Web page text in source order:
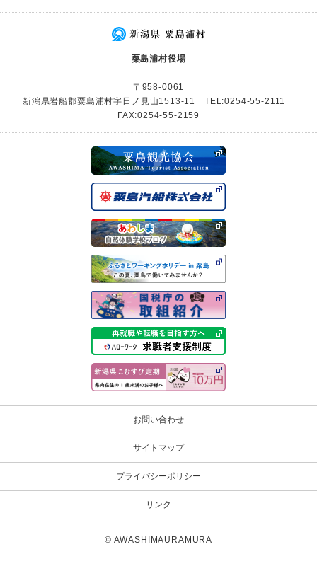
粟島浦村役場
〒958-0061
新潟県岩船郡粟島浦村字日ノ見山1513-11 TEL:0254-55-2111
FAX:0254-55-2159
お問い合わせ
サイトマップ
プライバシーポリシー
リンク
© AWASHIMAURAMURA